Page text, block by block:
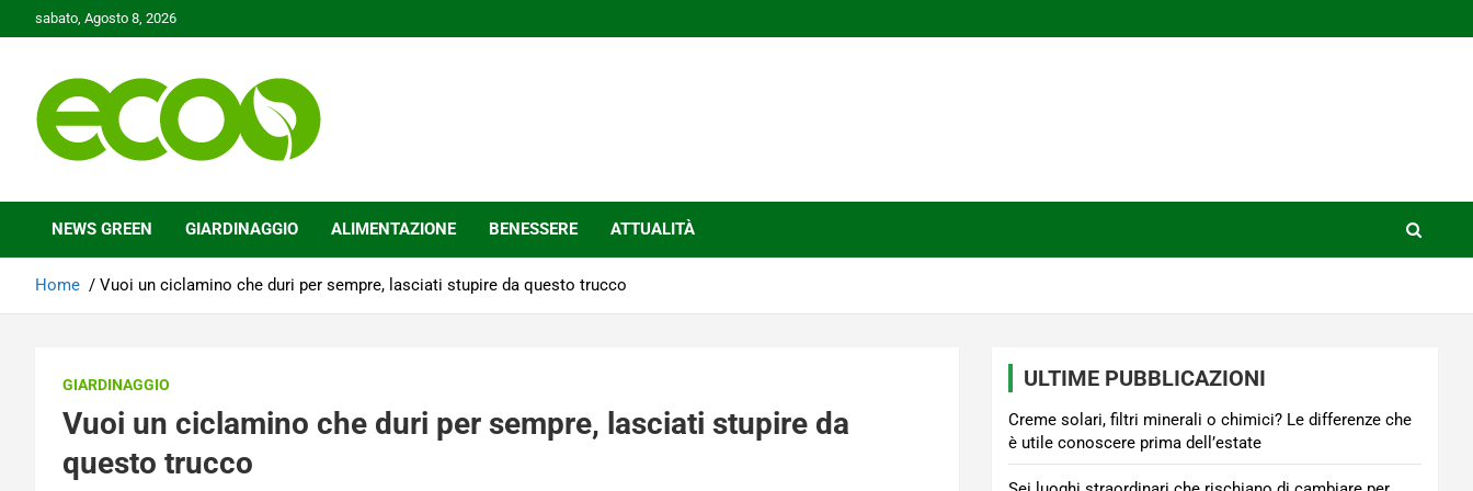
to
sabato, Agosto 8, 2026
Ecoo.it
NEWS GREEN GIARDINAGGIO ALIMENTAZIONE BENESSERE ATTUALITÀ
Home Vuoi un ciclamino che duri per sempre, lasciati stupire da questo trucco
GIARDINAGGIO
Vuoi un ciclamino che duri per sempre, lasciati stupire da
questo trucco
ULTIME PUBBLICAZIONI
Creme solari, filtri minerali o chimici? Le differenze che
è utile conoscere prima dell’estate